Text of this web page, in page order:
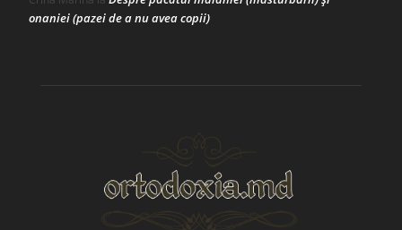
onaniei (pazei de a nu avea copii)